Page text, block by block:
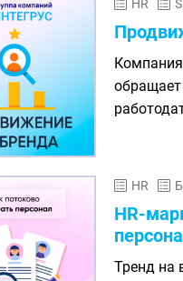
HR
обращает
HR
HR-
Тренд на